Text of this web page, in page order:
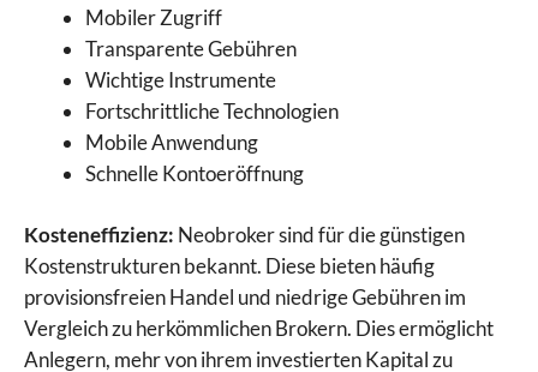
Mobiler Zugriff
Transparente Gebühren
Wichtige Instrumente
Fortschrittliche Technologien
Mobile Anwendung
Schnelle Kontoeröffnung
Kosteneffizienz: Neobroker sind für die günstigen
Kostenstrukturen bekannt. Diese bieten häufig
provisionsfreien Handel und niedrige Gebühren im
Vergleich zu herkömmlichen Brokern. Dies ermöglicht
Anlegern, mehr von ihrem investierten Kapital zu